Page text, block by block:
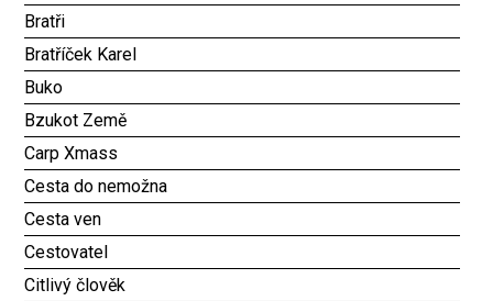
Bratři
Bratříček Karel
Buko
Bzukot Země
Carp Xmass
Cesta do nemožna
Cesta ven
Cestovatel
Citlivý člověk